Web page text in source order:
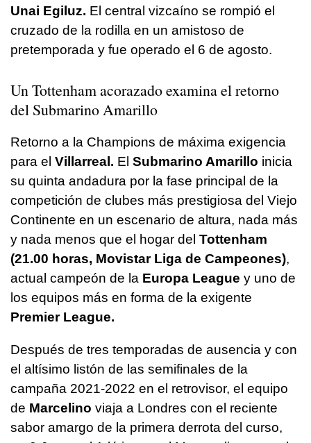
Unai Egiluz. El central vizcaíno se rompió el
cruzado de la rodilla en un amistoso de
pretemporada y fue operado el 6 de agosto.
Un Tottenham acorazado examina el retorno
del Submarino Amarillo
Retorno a la Champions de máxima exigencia
para el Villarreal. El Submarino Amarillo inicia
su quinta andadura por la fase principal de la
competición de clubes más prestigiosa del Viejo
Continente en un escenario de altura, nada más
y nada menos que el hogar del Tottenham
(21.00 horas, Movistar Liga de Campeones),
actual campeón de la Europa League y uno de
los equipos más en forma de la exigente
Premier League.
Después de tres temporadas de ausencia y con
el altísimo listón de las semifinales de la
campaña 2021-2022 en el retrovisor, el equipo
de Marcelino viaja a Londres con el reciente
sabor amargo de la primera derrota del curso,